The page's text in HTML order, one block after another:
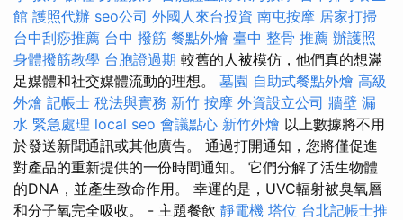
館 護照代辦 seo公司 外國人來台投資 南屯按摩 居家打掃
台中刮痧推薦 台中 撥筋 餐點外燴 臺中 整骨 推薦 辦護照
身體撥筋教學 台胞證過期 較舊的人被模仿，他們真的想滿
足媒體和社交媒體流動的理想。 墓園 自助式餐點外燴 高級
外燴 記帳士 稅法與實務 新竹 按摩 外資設立公司 牆壁 漏
水 緊急處理 local seo 會議點心 新竹外燴 以上數據將不用
於發送新聞通訊或其他廣告。 通過打開通知，您將僅促進
對產品的重新提供的一份時間通知。 它們分解了活生物體
的DNA，並產生致命作用。 幸運的是，UVC輻射被臭氧層
和分子氧完全吸收。 - 主題餐飲 靜電機 塔位 台北記帳士推